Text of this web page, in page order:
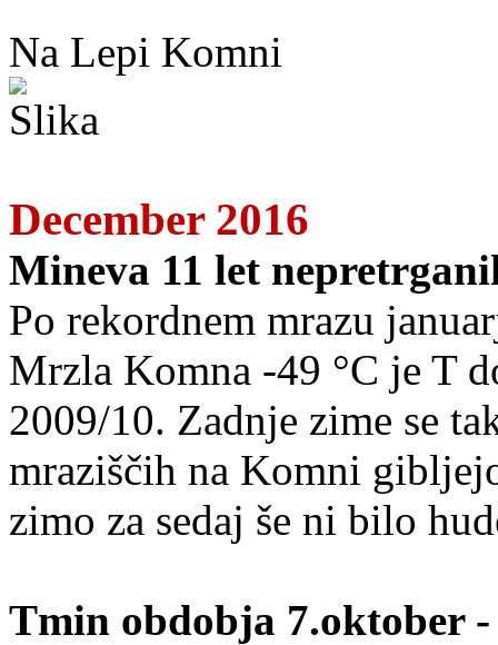
Na Lepi Komni
December 2016
Mineva 11 let
Po rekordnem mrazu
Mrzla Komna -49 °C je T
2009/10. Zadnje zime se
mraziščih na Komni
zimo za sedaj še ni bilo
Tmin obdobja 7.oktober -